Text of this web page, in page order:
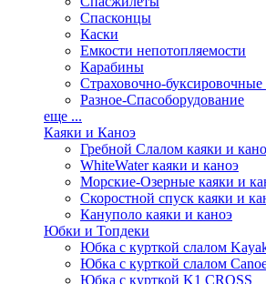
Спасконцы
Каски
Емкости непотопляемости
Карабины
Страховочно-
Разное-Спасоборудование
еще ...
Каяки и Каноэ
Гребной Слалом каяки и
WhiteWater каяки и каноэ
Морские-Озерные каяки и
Скоростной спуск каяки и
Кануполо каяки и каноэ
Юбки и Топдеки
Юбка с курткой слалом
Юбка с курткой слалом
Юбка с курткой K1 CROSS